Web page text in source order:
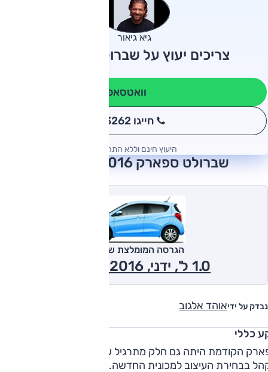
גיא גיאור
צריכים יעוץ על שברולט ספארק?
וואטסאפ
חייגו 3262
היעוץ חינם וללא התחייבות
שברולט ספארק 2016 חוות דעת
נבדק על ידיאוהד אלגוב
הגרסה המומלצת של אוטו
1.0 ל', ידני, LT Plus 2016
כללי
הקודמת היתה גם חלק מתרגיל של יחסי ציבור ששיתף את
בבחירת העיצוב למכונית החדשה. התוצאה היתה נועזת